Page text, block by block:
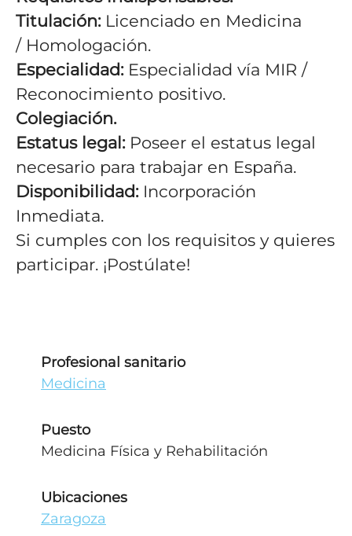
Titulación:Licenciado en Medicina
/ Homologación.
Especialidad:Especialidad vía MIR /
Reconocimiento positivo.
Colegiación.
Estatus legal:Poseer el estatus legal
necesario para trabajar en España.
Disponibilidad:Incorporación
Inmediata.
Si cumples con los requisitos y quieres
participar. ¡Postúlate!
Profesional sanitario
Medicina
Puesto
Medicina Física y Rehabilitación
Ubicaciones
Zaragoza